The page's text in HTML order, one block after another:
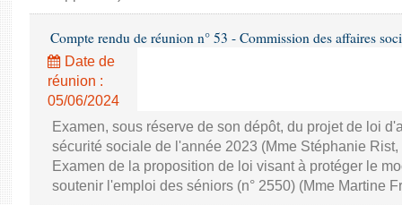
Compte rendu de réunion n° 53 - Commission des affaires
Date de
réunion :
05/06/2024
Examen, sous réserve de son dépôt, du projet de loi
sécurité sociale de l'année 2023 (Mme Stéphanie
Examen de la proposition de loi visant à protéger le
soutenir l'emploi des séniors (n° 2550) (Mme Martine